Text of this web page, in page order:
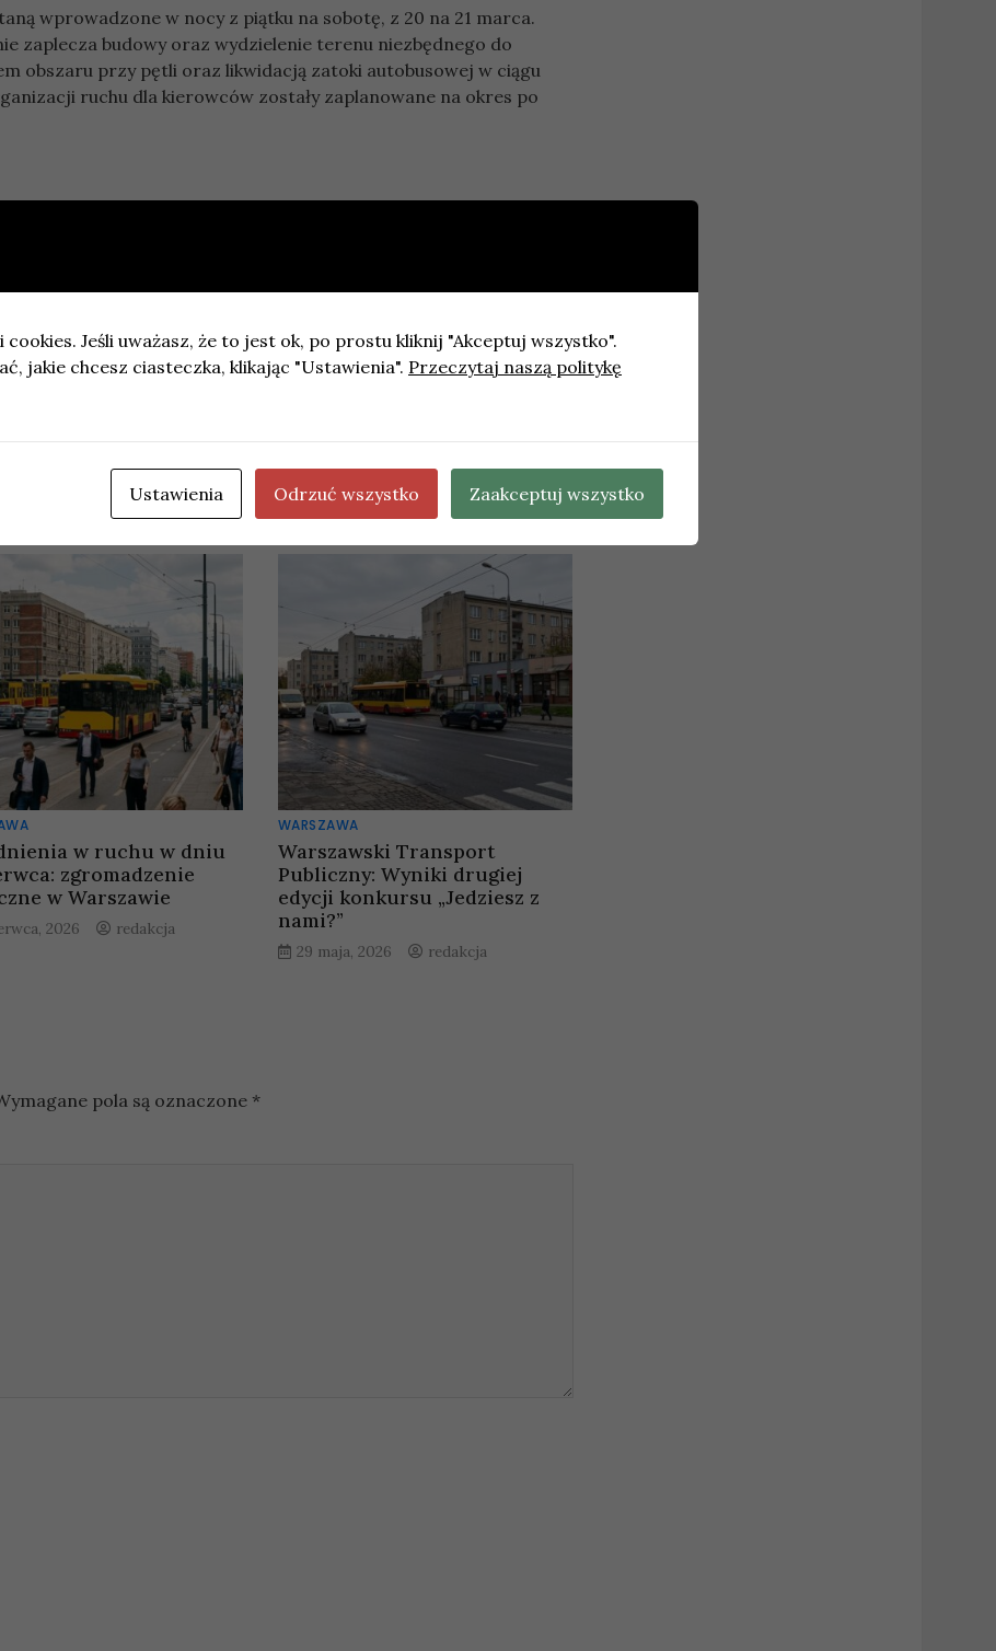
wprowadzone w nocy z piątku na sobotę, z 20 na 21 marca.
zaplecza budowy oraz wydzielenie terenu niezbędnego do
obszaru przy pętli oraz likwidacją zatoki autobusowej w ciągu
ruchu dla kierowców zostały zaplanowane na okres po
na przełom
w ruchu w dniu
zgromadzenie
w Warszawie
2026 redakcja
WARSZAWA
Warszawski Transport
Publiczny: Wyniki drugiej
edycji konkursu „Jedziesz z
nami?”
29 maja, 2026 redakcja
pola są oznaczone *
cookies. Jeśli uważasz, że to jest ok, po prostu kliknij "Akceptuj wszystko".
jakie chcesz ciasteczka, klikając "Ustawienia". Przeczytaj naszą politykę
Ustawienia Odrzuć wszystko Zaakceptuj wszystko